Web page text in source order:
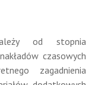
od stopnia
czasowych
zagadnienia